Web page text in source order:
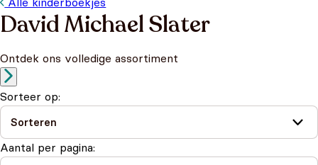
David Michael Slater
Ontdek ons volledige assortiment
Sorteer op:
Aantal per pagina: